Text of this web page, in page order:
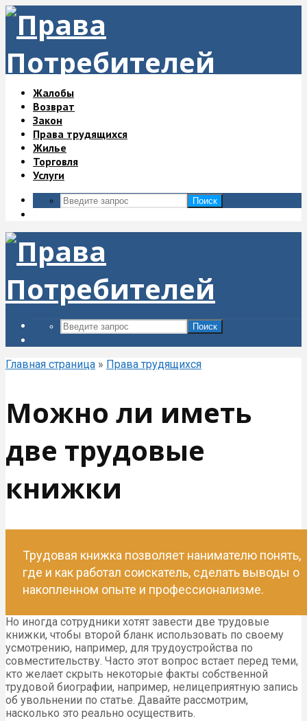
Жалобы
Возврат
Закон
Права трудящихся
Жилье
Торговля
Услуги
Поиск
Поиск
Главная страница » Права трудящихся
Можно ли иметь
две трудовые
книжки
Трудовая книжка позволяет нанимателю понять,
где и как работал соискатель, сделать выводы о
накопленном опыте и профессионализме.
Но иногда сотрудники хотят завести две трудовые
книжки, чтобы второй бланк использовать по своему
усмотрению, например, для трудоустройства по
совместительству. Часто этот вопрос встает перед теми,
кто желает скрыть некоторые факты собственной
трудовой биографии, например, нелицеприятную запись
об увольнении по статье. Давайте рассмотрим,
насколько это реально осуществить.